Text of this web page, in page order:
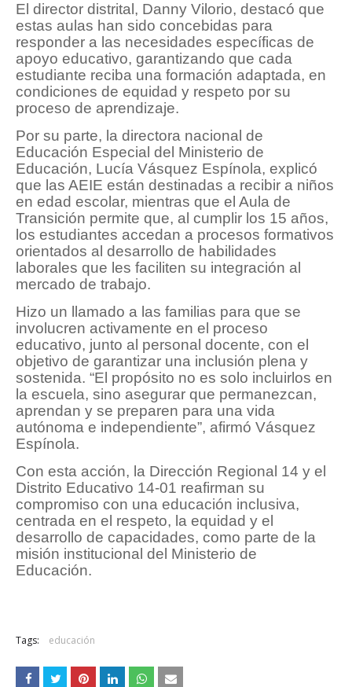
El director distrital, Danny Vilorio, destacó que
estas aulas han sido concebidas para
responder a las necesidades específicas de
apoyo educativo, garantizando que cada
estudiante reciba una formación adaptada, en
condiciones de equidad y respeto por su
proceso de aprendizaje.
Por su parte, la directora nacional de
Educación Especial del Ministerio de
Educación, Lucía Vásquez Espínola, explicó
que las AEIE están destinadas a recibir a niños
en edad escolar, mientras que el Aula de
Transición permite que, al cumplir los 15 años,
los estudiantes accedan a procesos formativos
orientados al desarrollo de habilidades
laborales que les faciliten su integración al
mercado de trabajo.
Hizo un llamado a las familias para que se
involucren activamente en el proceso
educativo, junto al personal docente, con el
objetivo de garantizar una inclusión plena y
sostenida. “El propósito no es solo incluirlos en
la escuela, sino asegurar que permanezcan,
aprendan y se preparen para una vida
autónoma e independiente”, afirmó Vásquez
Espínola.
Con esta acción, la Dirección Regional 14 y el
Distrito Educativo 14-01 reafirman su
compromiso con una educación inclusiva,
centrada en el respeto, la equidad y el
desarrollo de capacidades, como parte de la
misión institucional del Ministerio de
Educación.
Tags: educación